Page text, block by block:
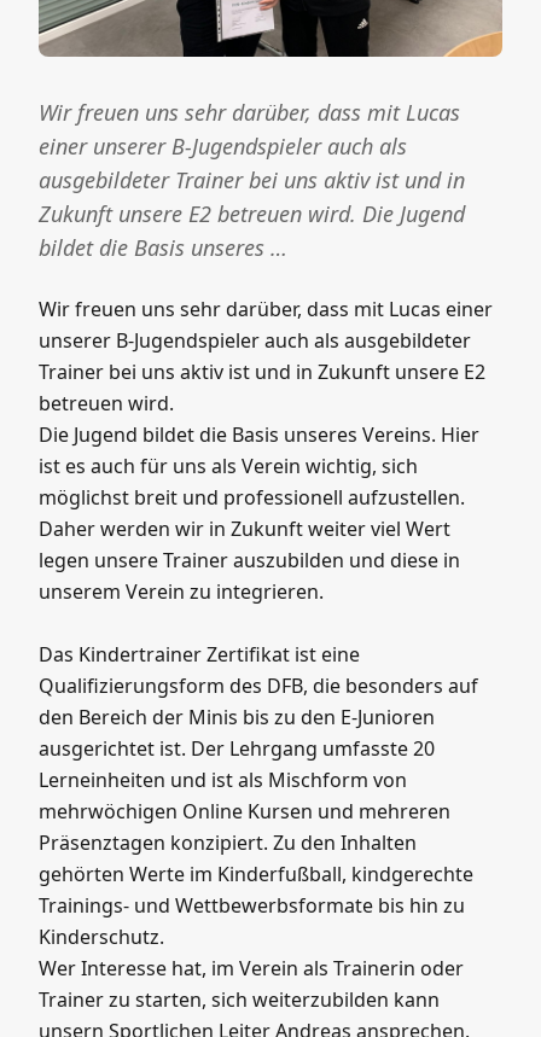
einer unserer B-Jugendspieler auch als
ausgebildeter Trainer bei uns aktiv ist und in
Zukunft unsere E2 betreuen wird. Die Jugend
bildet die Basis unseres …
Wir freuen uns sehr darüber, dass mit Lucas einer
unserer B-Jugendspieler auch als ausgebildeter
Trainer bei uns aktiv ist und in Zukunft unsere E2
betreuen wird.
Die Jugend bildet die Basis unseres Vereins. Hier
möglichst breit und professionell aufzustellen.
Daher werden wir in Zukunft weiter viel Wert
legen unsere Trainer auszubilden und diese in
unserem Verein zu integrieren.
Das Kindertrainer Zertifikat ist eine
Qualifizierungsform des DFB, die besonders auf
den Bereich der Minis bis zu den E-Junioren
ausgerichtet ist. Der Lehrgang umfasste 20
Lerneinheiten und ist als Mischform von
mehrwöchigen Online Kursen und mehreren
Präsenztagen konzipiert. Zu den Inhalten